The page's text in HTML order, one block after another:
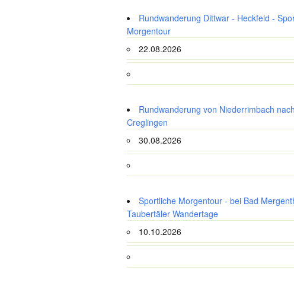
Rundwanderung Dittwar - Heckfeld -
Morgentour
22.08.2026
Rundwanderung von Niederrimbach nach
Creglingen
30.08.2026
Sportliche Morgentour - bei Bad
Taubertäler Wandertage
10.10.2026